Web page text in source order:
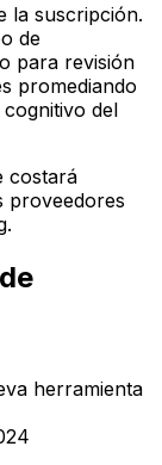
la suscripción.
de
para revisión
promediando
del
costará
proveedores
herramienta